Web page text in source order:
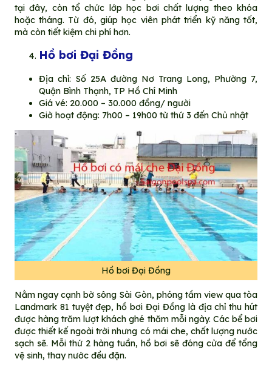
tại đây, còn tổ chức lớp học bơi chất lượng theo khóa
hoặc tháng. Từ đó, giúp học viên phát triển kỹ năng tốt,
mà còn tiết kiệm chi phí hơn.
Hồ bơi Đại Đồng
Địa chỉ: Số 25A đường Nơ Trang Long, Phường 7,
Quận Bình Thạnh, TP Hồ Chí Minh
Giá vé: 20.000 – 30.000 đồng/ người
Giờ hoạt động: 7h00 – 19h00 từ thứ 3 đến Chủ nhật
Hồ bơi Đại Đồng
Nằm ngay cạnh bờ sông Sài Gòn, phóng tầm view qua tòa
Landmark 81 tuyệt đẹp, hồ bơi Đại Đồng là địa chỉ thu hút
được hàng trăm lượt khách ghé thăm mỗi ngày. Các bể bơi
được thiết kế ngoài trời nhưng có mái che, chất lượng nước
sạch sẽ. Mỗi thứ 2 hàng tuần, hồ bơi sẽ đóng cửa để tổng
vệ sinh, thay nước đều đặn.